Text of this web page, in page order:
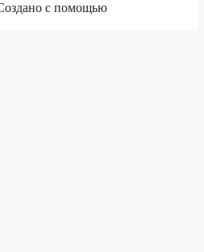
с помощью